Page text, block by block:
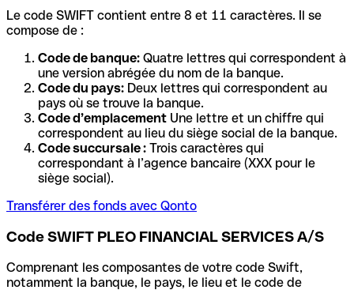
Le code SWIFT contient entre 8 et 11 caractères. Il se
compose de :
Code de banque: Quatre lettres qui correspondent à
une version abrégée du nom de la banque.
Code du pays: Deux lettres qui correspondent au
pays où se trouve la banque.
Code d’emplacement Une lettre et un chiffre qui
correspondent au lieu du siège social de la banque.
Code succursale : Trois caractères qui
correspondant à l’agence bancaire (XXX pour le
siège social).
Transférer des fonds avec Qonto
Code SWIFT PLEO FINANCIAL SERVICES A/S
Comprenant les composantes de votre code Swift,
notamment la banque, le pays, le lieu et le code de